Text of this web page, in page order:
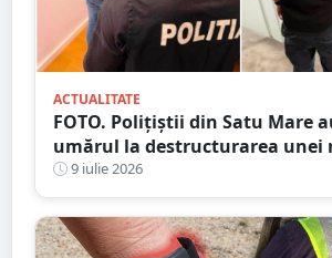
ACTUALITATE
FOTO. Polițiștii din Satu Mare
umărul la destructurarea unei
dat țepe de peste 1,3 milioane
9 iulie 2026